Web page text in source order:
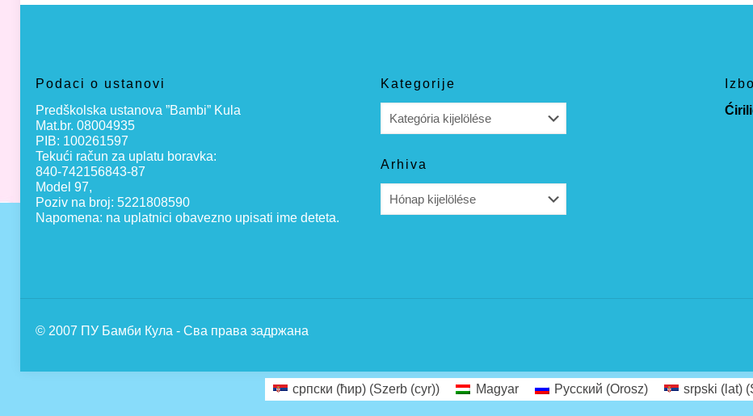
Podaci o ustanovi
Predškolska ustanova ”Bambi” Kula
Mat.br. 08004935
PIB: 100261597
Tekući račun za uplatu boravka:
840-742156843-87
Model 97,
Poziv na broj: 5221808590
Napomena: na uplatnici obavezno upisati ime deteta.
Kategorije
Arhiva
© 2007 ПУ Бамби Кула - Сва права задржана
српски (ћир) (Szerb (cyr)) Magyar Русский (Orosz) srpski (lat) (